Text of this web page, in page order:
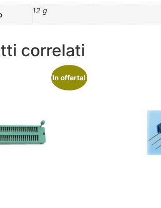
12 g
correlati
In offerta!